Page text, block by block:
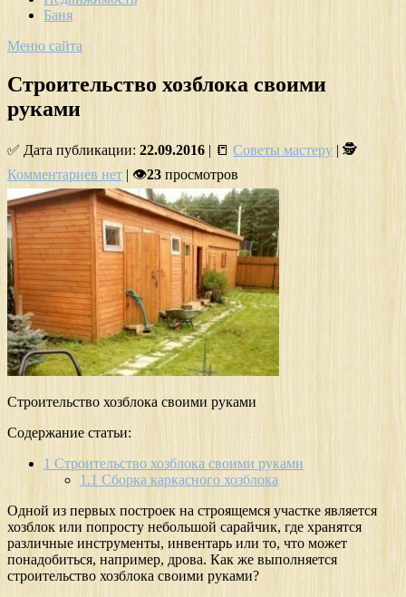
Баня
Меню сайта
Строительство хозблока своими
руками
✅ Дата публикации: 22.09.2016 | 📒 Советы мастеру | 🕵
Комментариев нет | 👁23 просмотров
Строительство хозблока своими руками
Содержание статьи:
1 Строительство хозблока своими руками
1.1 Сборка каркасного хозблока
Одной из первых построек на строящемся участке является
хозблок или попросту небольшой сарайчик, где хранятся
различные инструменты, инвентарь или то, что может
понадобиться, например, дрова. Как же выполняется
строительство хозблока своими руками?